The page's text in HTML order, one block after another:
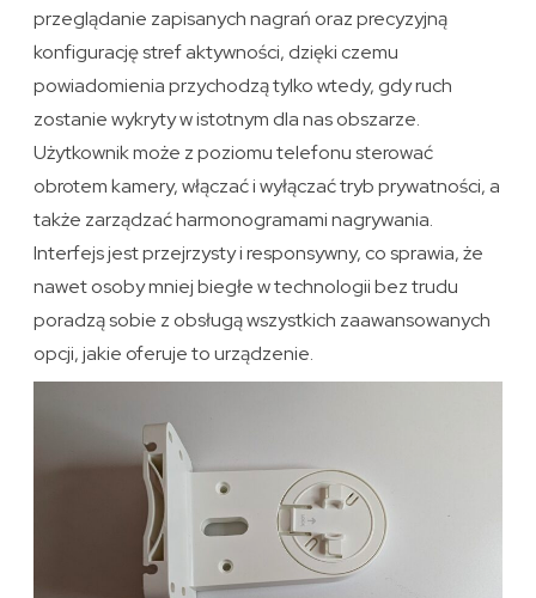
przeglądanie zapisanych nagrań oraz precyzyjną
konfigurację stref aktywności, dzięki czemu
powiadomienia przychodzą tylko wtedy, gdy ruch
zostanie wykryty w istotnym dla nas obszarze.
Użytkownik może z poziomu telefonu sterować
obrotem kamery, włączać i wyłączać tryb prywatności, a
także zarządzać harmonogramami nagrywania.
Interfejs jest przejrzysty i responsywny, co sprawia, że
nawet osoby mniej biegłe w technologii bez trudu
poradzą sobie z obsługą wszystkich zaawansowanych
opcji, jakie oferuje to urządzenie.